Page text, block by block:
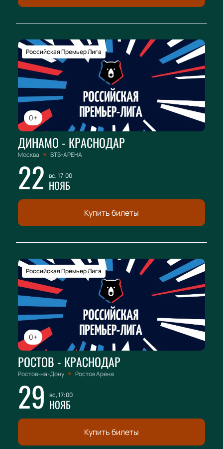
0+
Российская Премьер Лига
ДИНАМО - КРАСНОДАР
Москва ВТБ-АРЕНА
22 вс, 17:00
НОЯБ
Купить билеты
0+
Российская Премьер Лига
РОСТОВ - КРАСНОДАР
Ростов-на-Дону Ростов Арена
29 вс, 17:00
НОЯБ
Купить билеты